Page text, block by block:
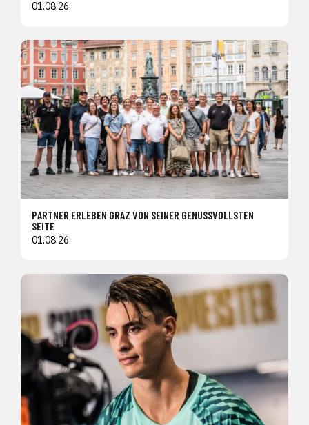
01.08.26
PARTNER ERLEBEN GRAZ VON SEINER GENUSSVOLLSTEN
SEITE
01.08.26